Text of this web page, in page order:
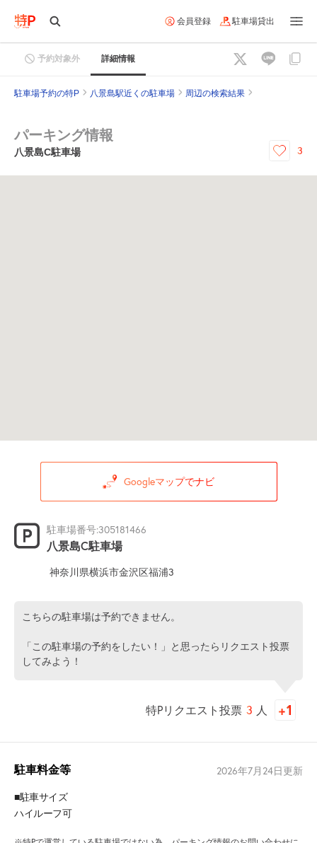
会員登録 駐車場貸出
予約対象外 詳細情報
駐車場予約の特P 八景島駅近くの駐車場 周辺の検索結果
パーキング情報
八景島C駐車場 3
Googleマップでナビ
駐車場番号:305181466
八景島C駐車場
神奈川県横浜市金沢区福浦3
こちらの駐車場は予約できません。
「この駐車場の予約をしたい！」と思ったらリクエスト投票
してみよう！
特Pリクエスト投票 3 人
駐車料金等 2026年7月24日更新
■駐車サイズ
ハイルーフ可